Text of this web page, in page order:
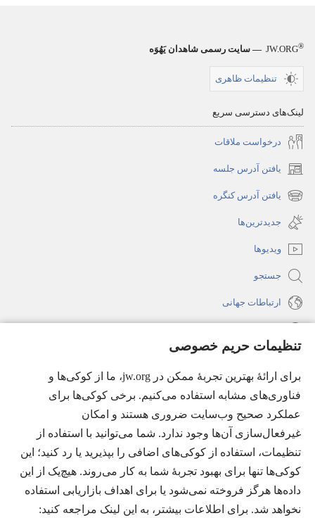
تنظیمات حریم خصوصی
برای ارائهٔ بهترین تجربهٔ ممکن در jw.org، ما از کوکی‌ها و
فناوری‌های مشابه استفاده می‌کنیم. برخی کوکی‌ها برای
عملکرد صحیح وب‌سایت ضروری هستند و امکان
غیرفعال‌سازی آن‌ها وجود ندارد. شما می‌توانید با استفاده از
تنظیمات، استفاده از کوکی‌های اضافی را بپذیرید یا رد کنید؛ این
کوکی‌ها تنها برای بهبود تجربهٔ شما به کار می‌روند. هیچ‌یک از این
داده‌ها هرگز فروخته نمی‌شود یا برای اهداف بازاریابی استفاده
نخواهد شد. برای اطلاعات بیشتر، به این لینک مراجعه کنید:‏
JW.ORG® — سایت رسمی شاهدان یَهُوَه
تنظیمات ظاهری
لینک‌های دسترسی سریع
درخواست ملاقات
یافتن آدرس جلسه
(پنجره‌ای
جدید
می‌شود)
یافتن آدرس کنگره
(پنجره‌ای
جدید
باز
می‌شود)
جدیدترین‌ها
ویدیوها
جستجو
ارتباطات جهانی
(پنجره‌ای
جدید
می‌شود)
کتابخانهٔ آنلاین نشریات شاهدان یَهُوَه
(پنجره‌ای
جدید
می‌شود)
JW Hub
®
(پنجره‌ای
باز
می‌شود)
®
JW Library
Watchtower Library